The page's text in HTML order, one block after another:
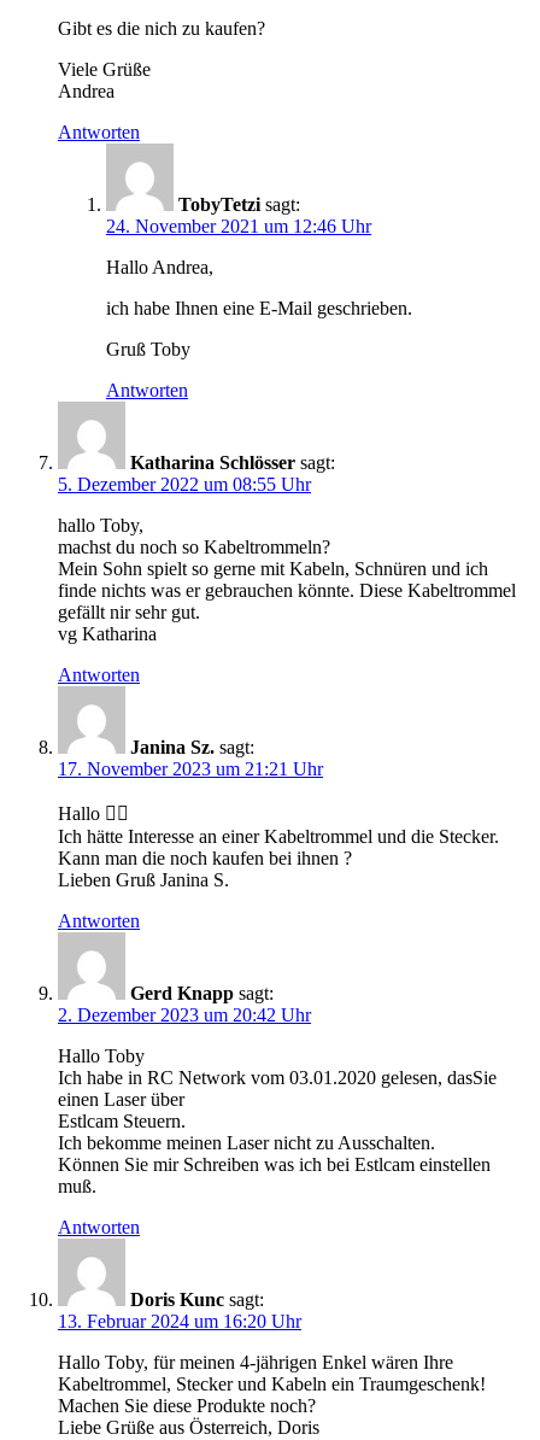
Gibt es die nich zu kaufen?
Viele Grüße
Andrea
Antworten
TobyTetzi sagt:
24. November 2021 um 12:46 Uhr
Hallo Andrea,
ich habe Ihnen eine E-Mail geschrieben.
Gruß Toby
Antworten
Katharina Schlösser sagt:
5. Dezember 2022 um 08:55 Uhr
hallo Toby,
machst du noch so Kabeltrommeln?
Mein Sohn spielt so gerne mit Kabeln, Schnüren und ich
finde nichts was er gebrauchen könnte. Diese Kabeltrommel
gefällt nir sehr gut.
vg Katharina
Antworten
Janina Sz. sagt:
17. November 2023 um 21:21 Uhr
Hallo 🙋‍♀️
Ich hätte Interesse an einer Kabeltrommel und die Stecker.
Kann man die noch kaufen bei ihnen ?
Lieben Gruß Janina S.
Antworten
Gerd Knapp sagt:
2. Dezember 2023 um 20:42 Uhr
Hallo Toby
Ich habe in RC Network vom 03.01.2020 gelesen, dasSie
einen Laser über
Estlcam Steuern.
Ich bekomme meinen Laser nicht zu Ausschalten.
Können Sie mir Schreiben was ich bei Estlcam einstellen
muß.
Antworten
Doris Kunc sagt:
13. Februar 2024 um 16:20 Uhr
Hallo Toby, für meinen 4-jährigen Enkel wären Ihre
Kabeltrommel, Stecker und Kabeln ein Traumgeschenk!
Machen Sie diese Produkte noch?
Liebe Grüße aus Österreich, Doris